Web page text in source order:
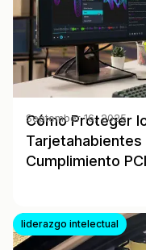
Cómo Proteger
Cumplimiento
September 16, 2025
liderazgo intelectual